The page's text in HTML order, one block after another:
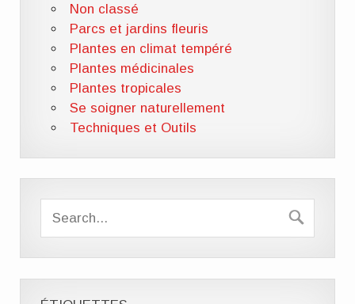
Non classé
Parcs et jardins fleuris
Plantes en climat tempéré
Plantes médicinales
Plantes tropicales
Se soigner naturellement
Techniques et Outils